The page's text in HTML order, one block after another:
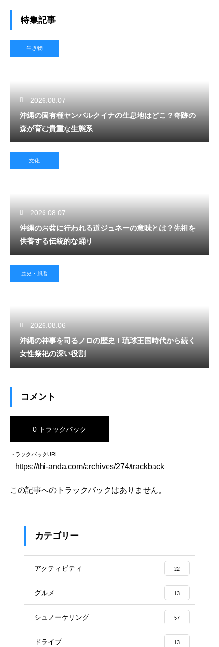
特集記事
生き物
2026.08.07
沖縄の固有種ヤンバルクイナの生息地はどこ？奇跡の
森が育む貴重な生態系
文化
2026.08.07
沖縄のお盆に行われる道ジュネーの意味とは？先祖を
供養する伝統的な踊り
歴史・風習
2026.08.06
沖縄の神事を司るノロの歴史！琉球王国時代から続く
女性祭祀の深い役割
コメント
0 トラックバック
トラックバックURL
この記事へのトラックバックはありません。
カテゴリー
アクティビティ 22
グルメ 13
シュノーケリング 57
ドライブ 13